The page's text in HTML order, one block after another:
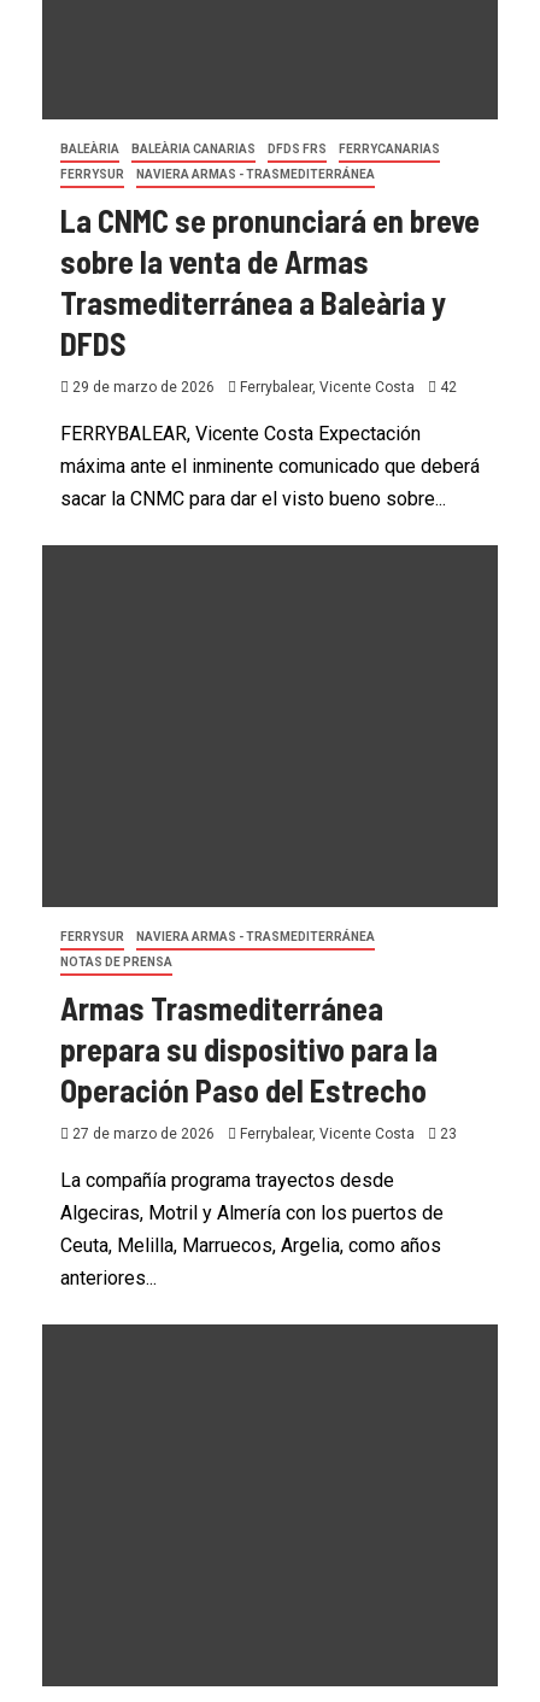
BALEÀRIA BALEÀRIA CANARIAS DFDS FRS
FERRYCANARIAS
FERRYSUR
NAVIERA ARMAS - TRASMEDITERRÁNEA
La CNMC se pronunciará en breve
sobre la venta de Armas
Trasmediterránea a Baleària y
DFDS
29 de marzo de 2026 Ferrybalear, Vicente Costa 42
FERRYBALEAR, Vicente Costa Expectación
máxima ante el inminente comunicado que deberá
sacar la CNMC para dar el visto bueno sobre...
FERRYSUR
NAVIERA ARMAS - TRASMEDITERRÁNEA
NOTAS DE PRENSA
Armas Trasmediterránea
prepara su dispositivo para la
Operación Paso del Estrecho
27 de marzo de 2026 Ferrybalear, Vicente Costa 23
La compañía programa trayectos desde
Algeciras, Motril y Almería con los puertos de
Ceuta, Melilla, Marruecos, Argelia, como años
anteriores...